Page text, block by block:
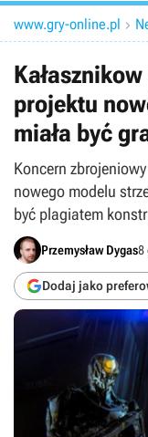
www.gry-online.pl 
projektu
miała być
Koncern
nowego modelu
być plagiatem
Przemysław Dygas8
Dodaj jako